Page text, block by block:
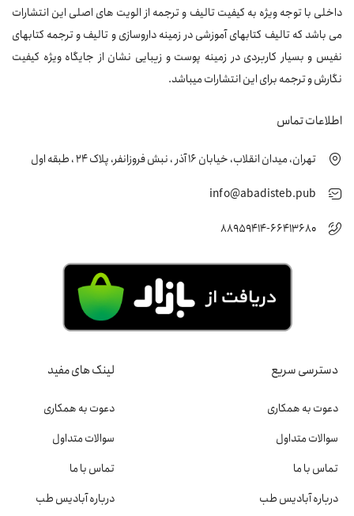
داخلی با توجه ویژه به کیفیت تالیف و ترجمه از الویت های اصلی این انتشارات
می باشد که تالیف کتابهای آموزشی در زمینه داروسازی و تالیف و ترجمه کتابهای
نفیس و بسیار کاربردی در زمینه پوست و زیبایی نشان از جایگاه ویژه کیفیت
نگارش و ترجمه برای این انتشارات میباشد.
اطلاعات تماس
تهران، میدان انقلاب، خیابان 16 آذر ، نبش فروزانفر، پلاک 24 ، طبقه اول
info@abadisteb.pub
88959414-66413680
دسترسی سریع
دعوت به همکاری
سوالات متداول
تماس با ما
درباره آبادیس طب
لینک های مفید
دعوت به همکاری
سوالات متداول
تماس با ما
درباره آبادیس طب